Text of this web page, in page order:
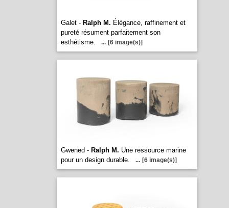
Galet - Ralph M. Élégance, raffinement et
pureté résument parfaitement son
esthétisme.
... [6 image(s)]
Gwened - Ralph M. Une ressource marine
pour un design durable.
... [6 image(s)]